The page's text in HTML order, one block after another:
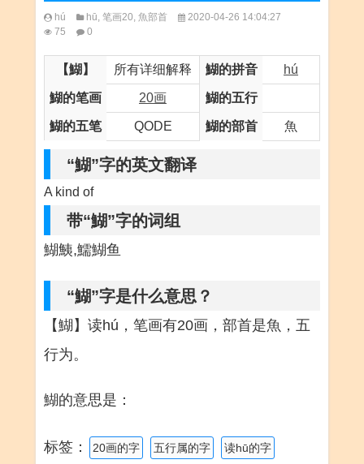
hú hū, 笔画20, 魚部首
2020-04-26 14:04:27
75
0
【鰗】 所有详细解释 鰗的拼音 hú
鰗的笔画 20画 鰗的五行
鰗的五笔 QODE 鰗的部首 魚
“鰗”字的英文翻译
A kind of
带“鰗”字的词组
鰗鮧,鱬鰗鱼
“鰗”字是什么意思？
【鰗】读hú，笔画有20画，部首是魚，五
行为。
鰗的意思是：
标签： 20画的字 五行属的字 读hū的字